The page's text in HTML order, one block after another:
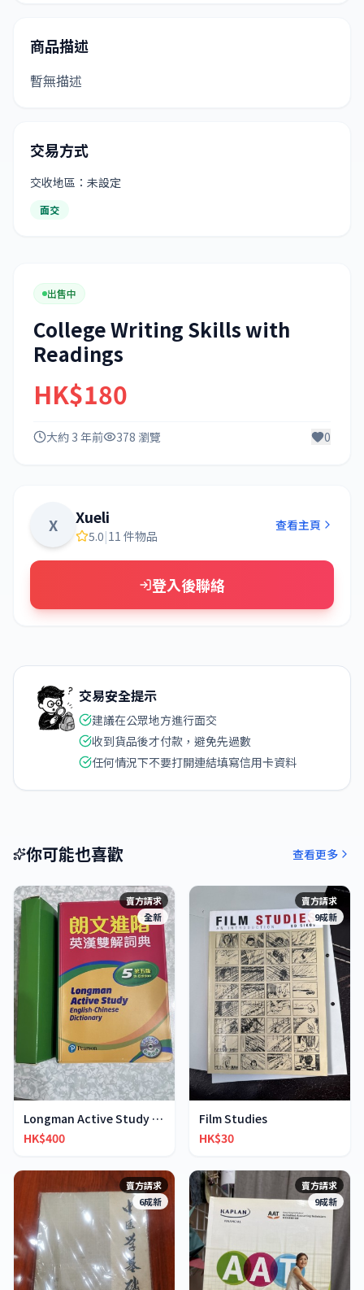
商品描述
暫無描述
交易方式
交收地區：未設定
面交
出售中
College Writing Skills with
Readings
HK$180
大約 3 年前 378 瀏覽 0
X Xueli
5.0|11 件物品
查看主頁
登入後聯絡
交易安全提示
建議在公眾地方進行面交
收到貨品後才付款，避免先過數
任何情況下不要打開連結填寫信用卡資料
你可能也喜歡 查看更多
賣方請求
全新
Longman Active Study English-Chinese Dictionary
HK$400
賣方請求
9成新
Film Studies
HK$30
賣方請求
6成新
賣方請求
9成新